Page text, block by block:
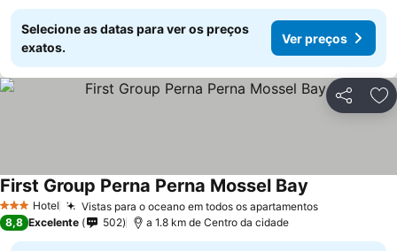
Selecione as datas para ver os preços
exatos.
Ver preços
Partilhar
3 EstrelasHotel Vistas para o oceano em todos os apartamentosVer preços
First Group Perna Perna Mossel Bay
8,8 Excelente 502 a 1.8 km de Centro da cidade